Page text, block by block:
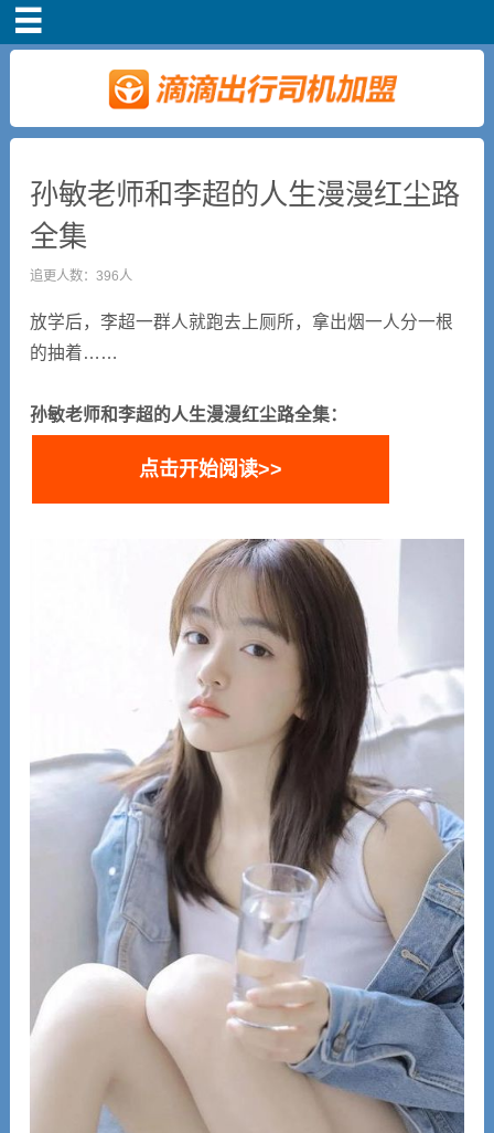
车主注册
补贴政策
小说短剧
孙敏老师和李超的人生漫漫红尘路
全集
追更人数：396人
放学后，李超一群人就跑去上厕所，拿出烟一人分一根
的抽着……
孙敏老师和李超的人生漫漫红尘路全集：
点击开始阅读>>